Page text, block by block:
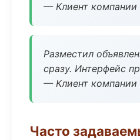
— Клиент компании
Разместил
сразу. Интерфейс
— Клиент компании
Часто